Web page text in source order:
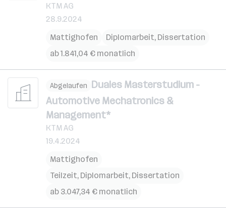
KTM AG
28.9.2024
Mattighofen
Diplomarbeit, Dissertation
ab 1.841,04 € monatlich
Abgelaufen Duales Masterstudium -
Automotive Mechatronics &
Management*
KTM AG
19.4.2024
Mattighofen
Teilzeit, Diplomarbeit, Dissertation
ab 3.047,34 € monatlich